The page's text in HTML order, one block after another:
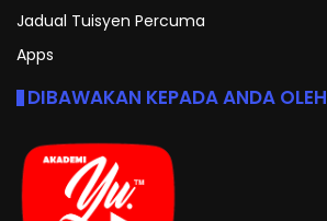
Jadual Tuisyen Percuma
Apps
DIBAWAKAN KEPADA ANDA OLEH